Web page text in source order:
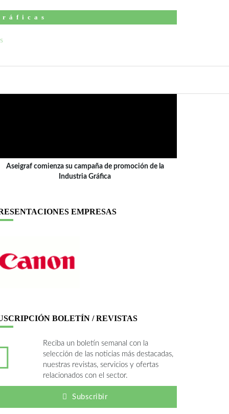
Aseigraf comienza su campaña de promoción de la
Industria Gráfica
EMPRESAS
BOLETÍN / REVISTAS
Reciba un boletín semanal con la
selección de las noticias más destacadas,
nuestras revistas, servicios y ofertas
relacionados con el sector.
Subscribir